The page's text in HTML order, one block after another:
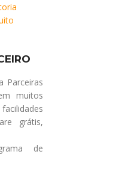
Parceiras
muitos
grátis,
de